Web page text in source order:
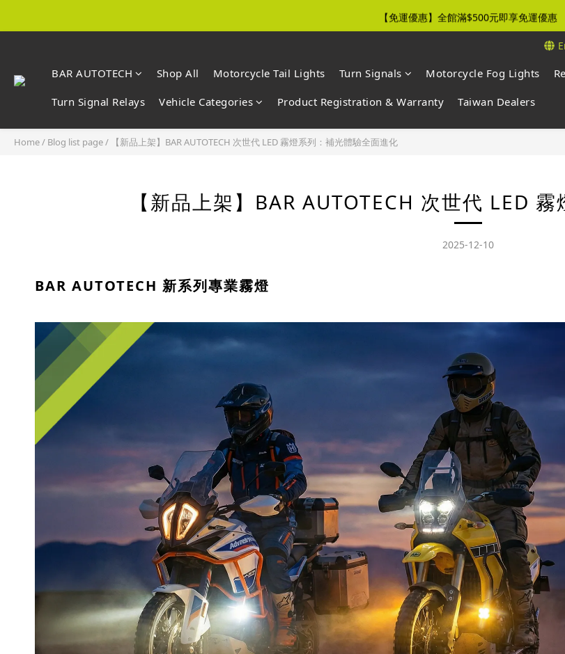
【免運優惠】全館滿$500元即享免運優惠
【免運優惠】全館滿$500元即享免運優惠
【新品上市】新世代感光霧燈，熱銷開賣中
【免運優惠】全館滿$500元即享免運優惠
BAR AUTOTECH Shop All Motorcycle Tail Lights Turn Signals Motorcycle Fog Lights
Turn Signal Relays Vehicle Categories Product Registration & Warranty Taiwan Dealers
Home/ Blog list page/ 【新品上架】BAR AUTOTECH 次世代 LED 霧燈系列：補光體驗全面進化
【新品上架】BAR AUTOTECH 次世代 LED
2025-12-10
BAR AUTOTECH 新系列專業霧燈